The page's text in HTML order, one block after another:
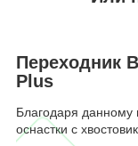
Переходник
Plus
Благодаря данному
оснастки с